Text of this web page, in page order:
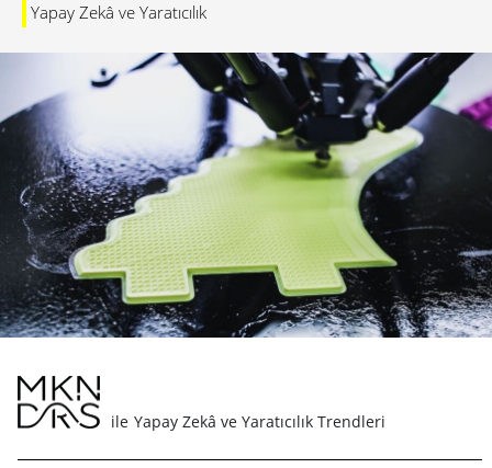
Yapay Zekâ ve Yaratıcılık
Yapay Zekâ ve Yaratıcılık Trendleri